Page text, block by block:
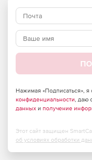
В рубашке.
Криогенные.
Высокого давления.
Нажимая «Подписаться», я
конфиденциальности, даю
данных и получение
Этот сайт защищен
об условиях обработки